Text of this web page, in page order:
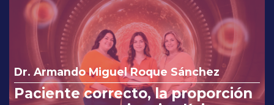
Dr. Armando Miguel Roque Sánchez
Paciente correcto, la proporción